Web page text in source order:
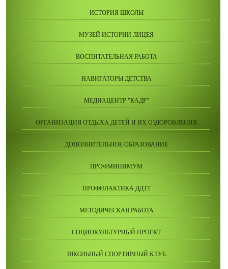
ИСТОРИЯ ШКОЛЫ
МУЗЕЙ ИСТОРИИ ЛИЦЕЯ
ВОСПИТАТЕЛЬНАЯ РАБОТА
НАВИГАТОРЫ ДЕТСТВА
МЕДИАЦЕНТР "КАДР"
ОРГАНИЗАЦИЯ ОТДЫХА ДЕТЕЙ И ИХ ОЗДОРОВЛЕНИЯ
ДОПОЛНИТЕЛЬНОЕ ОБРАЗОВАНИЕ
ПРОФМИНИМУМ
ПРОФИЛАКТИКА ДДТТ
МЕТОДИЧЕСКАЯ РАБОТА
СОЦИОКУЛЬТУРНЫЙ ПРОЕКТ
ШКОЛЬНЫЙ СПОРТИВНЫЙ КЛУБ